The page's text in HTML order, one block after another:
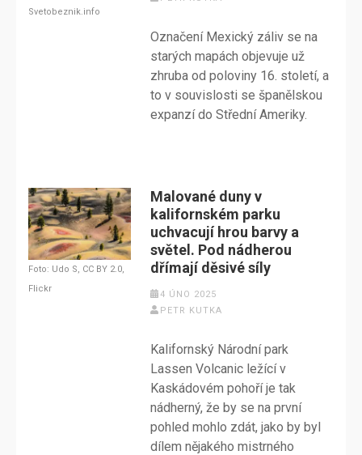
Svetobeznik.info
Označení Mexický záliv se na
starých mapách objevuje už
zhruba od poloviny 16. století, a
to v souvislosti se španělskou
expanzí do Střední Ameriky.
Foto: Udo S, CC BY 2.0,
Flickr
Malované duny v
kalifornském parku
uchvacují hrou barvy a
světel. Pod nádherou
dřímají děsivé síly
4 ÚNO 2025
PETR KUTKA
Kalifornský Národní park
Lassen Volcanic ležící v
Kaskádovém pohoří je tak
nádherný, že by se na první
pohled mohlo zdát, jako by byl
dílem nějakého mistrného